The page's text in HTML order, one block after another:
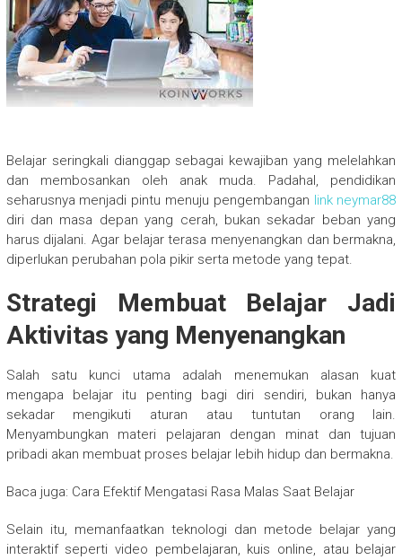
Belajar seringkali dianggap sebagai kewajiban yang melelahkan
dan membosankan oleh anak muda. Padahal, pendidikan
seharusnya menjadi pintu menuju pengembangan link neymar88
diri dan masa depan yang cerah, bukan sekadar beban yang
harus dijalani. Agar belajar terasa menyenangkan dan bermakna,
diperlukan perubahan pola pikir serta metode yang tepat.
Strategi Membuat Belajar Jadi
Aktivitas yang Menyenangkan
Salah satu kunci utama adalah menemukan alasan kuat
mengapa belajar itu penting bagi diri sendiri, bukan hanya
sekadar mengikuti aturan atau tuntutan orang lain.
Menyambungkan materi pelajaran dengan minat dan tujuan
pribadi akan membuat proses belajar lebih hidup dan bermakna.
Baca juga: Cara Efektif Mengatasi Rasa Malas Saat Belajar
Selain itu, memanfaatkan teknologi dan metode belajar yang
interaktif seperti video pembelajaran, kuis online, atau belajar